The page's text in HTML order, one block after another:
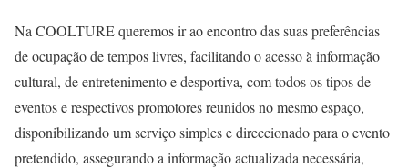
Na COOLTURE queremos ir ao encontro das suas preferências
de ocupação de tempos livres, facilitando o acesso à informação
cultural, de entretenimento e desportiva, com todos os tipos de
eventos e respectivos promotores reunidos no mesmo espaço,
disponibilizando um serviço simples e direccionado para o evento
pretendido, assegurando a informação actualizada necessária,